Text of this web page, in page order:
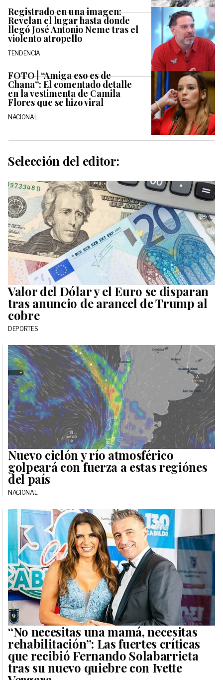
Registrado en una imagen:
Revelan el lugar hasta donde
llegó José Antonio Neme tras el
violento atropello
TENDENCIA
FOTO | “Amiga eso es de
Chana”: El comentado detalle
en la vestimenta de Camila
Flores que se hizo viral
NACIONAL
Selección del editor:
Valor del Dólar y el Euro se disparan
tras anuncio de arancel de Trump al
cobre
DEPORTES
Nuevo ciclón y río atmosférico
golpeará con fuerza a estas regiónes
del país
NACIONAL
“No necesitas una mamá, necesitas
rehabilitación”: Las fuertes críticas
que recibió Fernando Solabarrieta
tras su nuevo quiebre con Ivette